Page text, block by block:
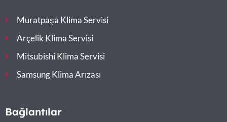
Muratpaşa Klima Servisi
Arçelik Klima Servisi
Mitsubishi Klima Servisi
Samsung Klima Arızası
Bağlantılar